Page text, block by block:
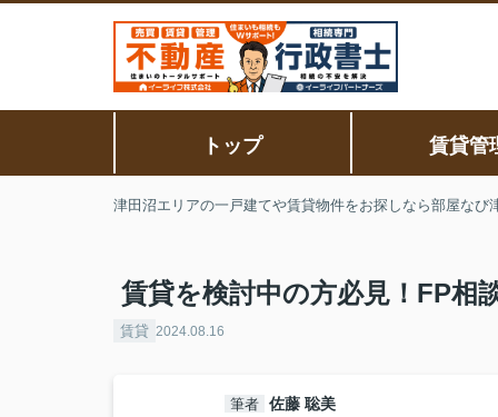
トップ 賃貸管
津田沼エリアの一戸建てや賃貸物件をお探しなら部屋なび
賃貸を検討中の方必見！FP相
賃貸 2024.08.16
筆者 佐藤 聡美